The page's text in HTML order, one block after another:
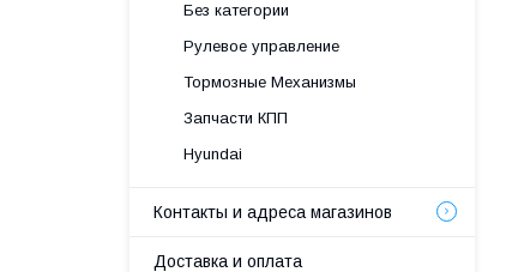
Без категории
Рулевое управление
Тормозные Механизмы
Запчасти КПП
Hyundai
Контакты и адреса магазинов
Доставка и оплата